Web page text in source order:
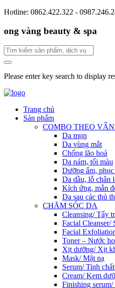
Hotline: 0862.422.322 -
ong vàng beauty & spa
Please enter key search to display
Trang chủ
Sản phẩm
COMBO THEO
Da mụn
Da vùng mắt
Chống lão hoá
Da nám, tối màu
Dưỡng ẩm,
Da dầu, lỗ chân
Kích ứng, mẫn
Da sau các thủ
CHĂM SÓC DA
Cleansing/ Tẩy
Facial Cleanser/
Facial
Toner – Nước
Xịt dưỡng/ Xịt
Mask/ Mặt nạ
Serum/ Tinh
Cream/ Kem
Finishing